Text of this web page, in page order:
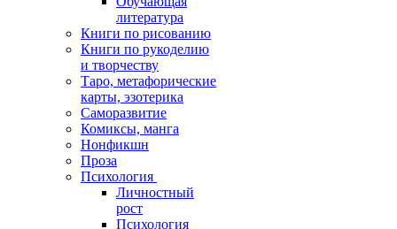
литература
Книги по рисованию
Книги по рукоделию
и творчеству
Таро, метафорические
карты, эзотерика
Саморазвитие
Комиксы, манга
Нонфикшн
Проза
Психология
Личностный
рост
Психология